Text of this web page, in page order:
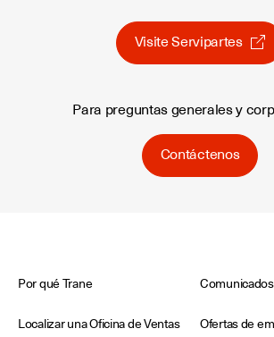
Visite Servipartes
Para preguntas generales y
Contáctenos
Por qué Trane Comunicados
Localizar una Oficina de Ventas Ofertas de